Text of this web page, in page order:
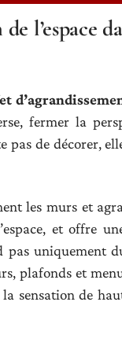
l’espace
fermer la
pas de décorer,
les murs et
et offre
pas uniquement
plafonds et
sensation de